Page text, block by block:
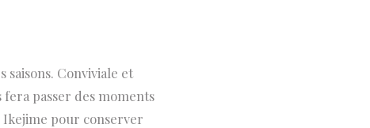
Conviviale et
passer des moments
Ikejime pour conserver